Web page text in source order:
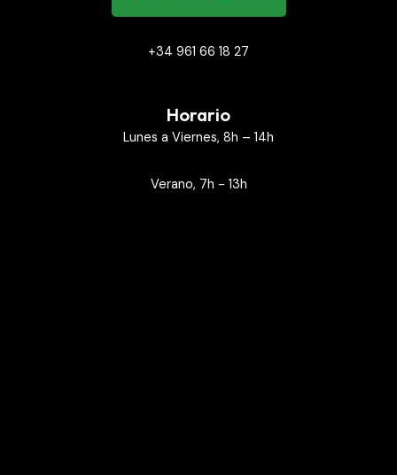
+34 961 66 18 27
Horario
Lunes a Viernes, 8h – 14h
Verano, 7h - 13h